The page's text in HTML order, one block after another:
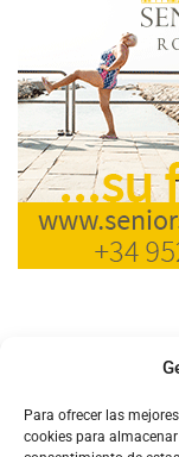
Para ofrecer las
cookies para